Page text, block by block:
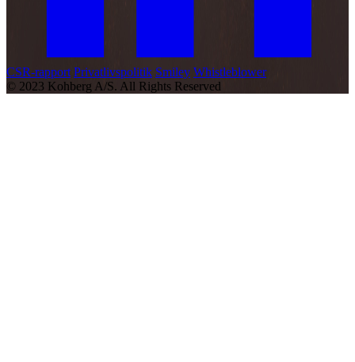
CSR-rapport Privatlivspolitik Smiley Whistleblower
© 2023 Kohberg A/S. All Rights Reserved